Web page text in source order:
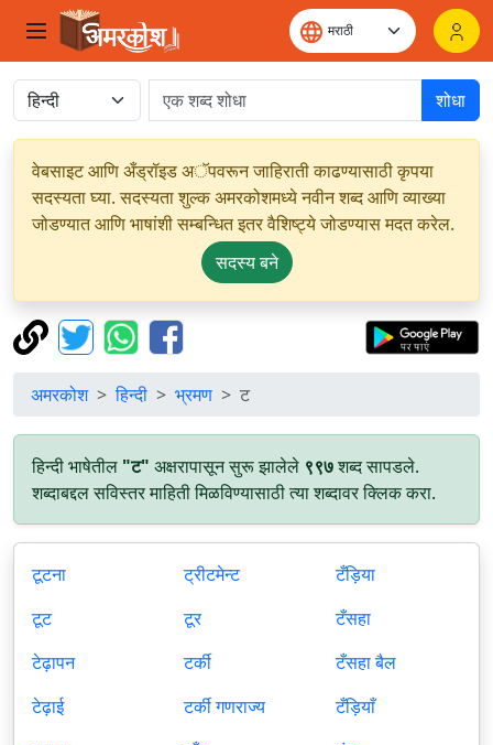
शोधा
वेबसाइट आणि अँड्रॉइड अॅपवरून जाहिराती काढण्यासाठी कृपया
सदस्यता घ्या. सदस्यता शुल्क अमरकोशमध्ये नवीन शब्द आणि व्याख्या
जोडण्यात आणि भाषांशी सम्बन्धित इतर वैशिष्ट्ये जोडण्यास मदत करेल.
सदस्य बने
अमरकोश हिन्दी भ्रमण ट
हिन्दी भाषेतील "ट" अक्षरापासून सुरू झालेले ९९७शब्द सापडले.
शब्दाबद्दल सविस्तर माहिती मिळविण्यासाठी त्या शब्दावर क्लिक करा.
टूटना
टूट
टेढ़ापन
टेढ़ाई
ट्रीटमेन्ट
टूर
टर्की
टर्की गणराज्य
टँड़िया
टँसहा
टँसहा बैल
टँड़ियाँ